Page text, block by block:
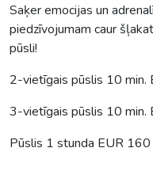
Saķer emocijas un
piedzīvojumam caur
pūsli!
2-vietīgais pūslis 10 min.
3-vietīgais pūslis 10 min.
Pūslis 1 stunda EUR 160